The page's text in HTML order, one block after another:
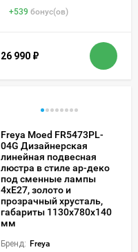
+539 бонус(ов)
26 990 ₽
Freya Moed FR5473PL-
04G Дизайнерская
линейная подвесная
люстра в стиле ар-деко
под сменные лампы
4xE27, золото и
прозрачный хрусталь,
габариты 1130x780x140
мм
Бренд: Freya